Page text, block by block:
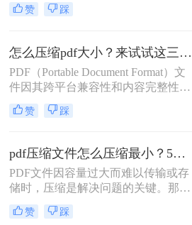
空间不足、传输速度慢等问题。那么
4种常用的PDF压缩方法，帮助您快速
减小文件大小。
赞 踩
怎么压缩pdf大小？来试试这三种压缩方式！
PDF（Portable Document Format）文
件因其跨平台兼容性和内容完整性而
广泛应用于各种场合。然而，随着
PDF文件中包含的图片、图表、字体
大，给存储和传输带来了不便。那么
怎么压缩pdf大小呢？为了解决这个问
题，本文将介绍三种压缩PDF大小的
方法。
赞 踩
pdf压缩文件怎么压缩最小？5个常用方法全解析！
PDF文件因容量过大而难以传输或存
储时，压缩是解决问题的关键。那么
pdf压缩文件怎么压缩最小呢？本文将
介绍几种高效压缩PDF的方法，帮助
赞 踩